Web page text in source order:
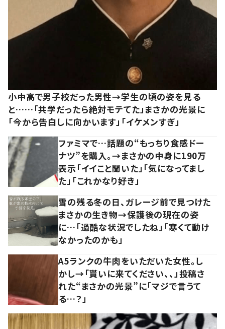
小中高で男子校だった男性→学生の頃の姿を見る
と……「共学だったら絶対モテてた」まさかの光景に
「今から告白しに向かいます」「イケメンすぎ」
ファミマで…話題の“もっちり食感ドー
ナツ”を購入。→まさかの中身に190万
表示「イイこと聞いた」「気になってまし
た」「これかなり好き」
雪の残る冬の日、ガレージ前で見つけた
まさかの生き物→保護後の現在の姿
に…「過酷な状況でしたね」「寒くて動け
なかったのかも」
A5ランクの牛肉をいただいた女性。し
かし→「貰いに来てください、、」投稿さ
れた“まさかの光景”に「マジで言うて
る…？」